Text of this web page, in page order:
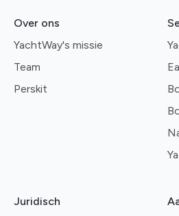
Over ons
YachtWay's missie
Team
Perskit
Juridisch